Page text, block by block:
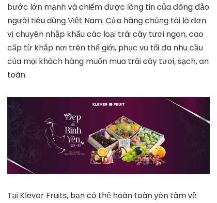
bước lớn mạnh và chiếm được lòng tin của đông đảo
người tiêu dùng Việt Nam. Cửa hàng chúng tôi là đơn
vị chuyên nhập khẩu các loại trái cây tươi ngon, cao
cấp từ khắp nơi trên thế giới, phục vụ tối đa nhu cầu
của mọi khách hàng muốn mua trái cây tươi, sạch, an
toàn.
Tại Klever Fruits, bạn có thể hoàn toàn yên tâm về